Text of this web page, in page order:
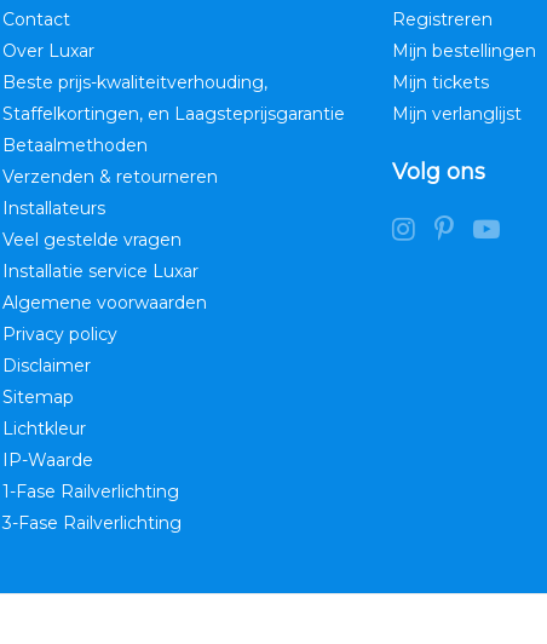
Contact
Over Luxar
Beste prijs-kwaliteitverhouding,
Staffelkortingen, en Laagsteprijsgarantie
Betaalmethoden
Verzenden & retourneren
Installateurs
Veel gestelde vragen
Installatie service Luxar
Algemene voorwaarden
Privacy policy
Disclaimer
Sitemap
Lichtkleur
IP-Waarde
1-Fase Railverlichting
3-Fase Railverlichting
Registreren
Mijn bestellingen
Mijn tickets
Mijn verlanglijst
Volg ons